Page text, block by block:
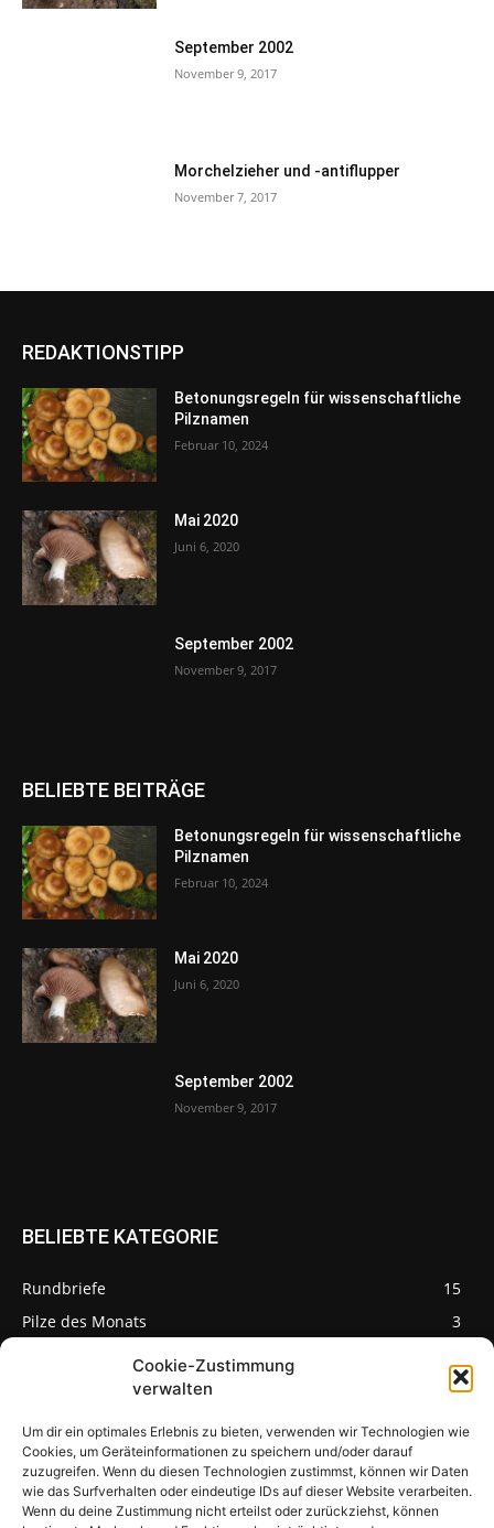
Cookie-Zustimmung
verwalten
Um dir ein optimales Erlebnis zu bieten, verwenden wir Technologien wie
Cookies, um Geräteinformationen zu speichern und/oder darauf
zuzugreifen. Wenn du diesen Technologien zustimmst, können wir Daten
wie das Surfverhalten oder eindeutige IDs auf dieser Website verarbeiten.
Wenn du deine Zustimmung nicht erteilst oder zurückziehst, können
September 2002
November 9, 2017
Morchelzieher und -antiflupper
November 7, 2017
REDAKTIONSTIPP
Betonungsregeln für wissenschaftliche
Pilznamen
Februar 10, 2024
Mai 2020
Juni 6, 2020
September 2002
November 9, 2017
BELIEBTE BEITRÄGE
Betonungsregeln für wissenschaftliche
Pilznamen
Februar 10, 2024
Mai 2020
Juni 6, 2020
September 2002
November 9, 2017
BELIEBTE KATEGORIE
Rundbriefe
15
Pilze des Monats
3
Pilzseite
Seltene Pilze aus
Mainfranken und
Deutschland